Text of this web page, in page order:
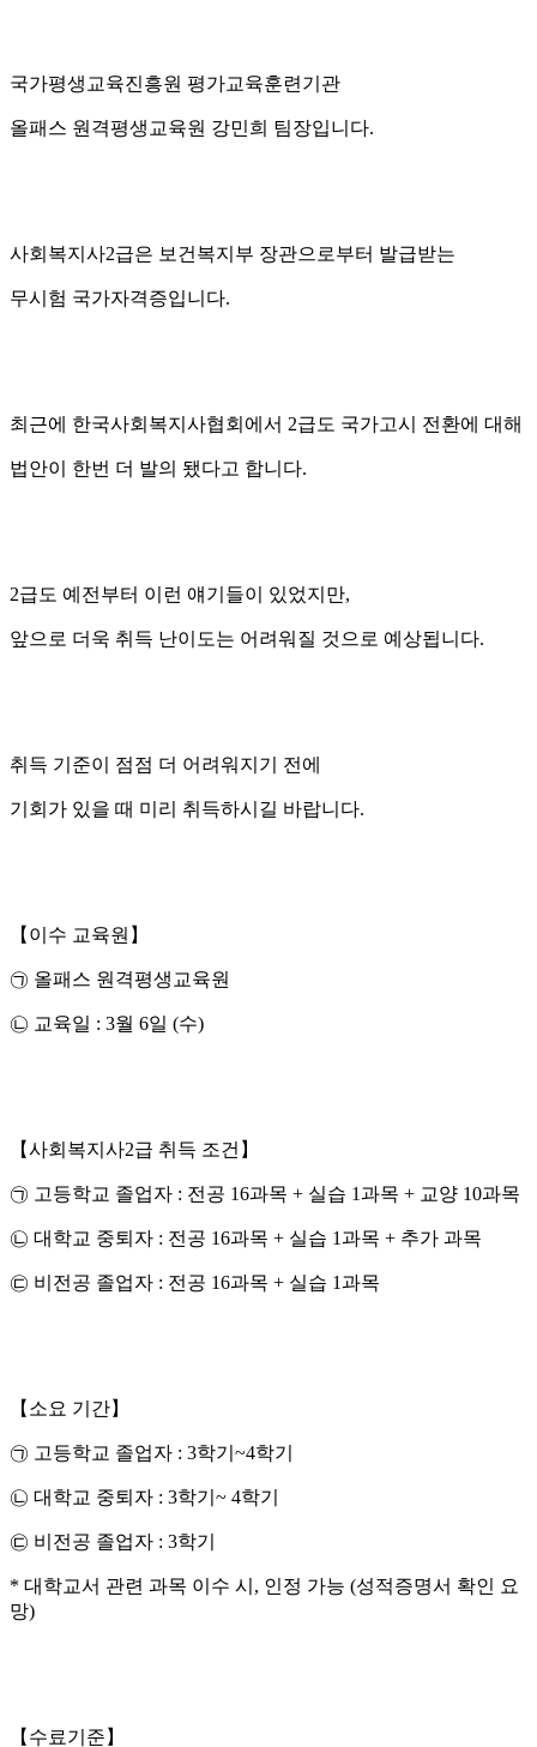
국가평생교육진흥원 평가교육훈련기관
올패스 원격평생교육원 강민희 팀장입니다.
사회복지사2급은 보건복지부 장관으로부터 발급받는
무시험 국가자격증입니다.
최근에 한국사회복지사협회에서 2급도 국가고시 전환에 대해
법안이 한번 더 발의 됐다고 합니다.
2급도 예전부터 이런 얘기들이 있었지만,
앞으로 더욱 취득 난이도는 어려워질 것으로 예상됩니다.
취득 기준이 점점 더 어려워지기 전에
기회가 있을 때 미리 취득하시길 바랍니다.
【이수 교육원】
㉠ 올패스 원격평생교육원
㉡ 교육일 : 3월 6일 (수)
【사회복지사2급 취득 조건】
㉠ 고등학교 졸업자 : 전공 16과목 + 실습 1과목 + 교양 10과목
㉡ 대학교 중퇴자 : 전공 16과목 + 실습 1과목 + 추가 과목
㉢ 비전공 졸업자 : 전공 16과목 + 실습 1과목
【소요 기간】
㉠ 고등학교 졸업자 : 3학기~4학기
㉡ 대학교 중퇴자 : 3학기~ 4학기
㉢ 비전공 졸업자 : 3학기
* 대학교서 관련 과목 이수 시, 인정 가능 (성적증명서 확인 요
망)
【수료기준】